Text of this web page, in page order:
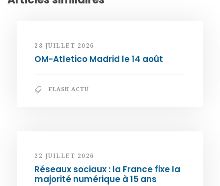
28 JUILLET 2026
OM-Atletico Madrid le 14 août
FLASH ACTU
22 JUILLET 2026
Réseaux sociaux : la France fixe la
majorité numérique à 15 ans